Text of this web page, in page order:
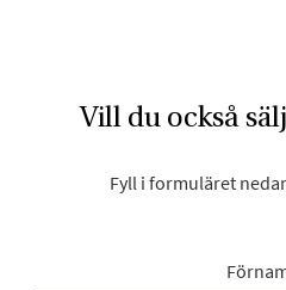
Vill du också
Fyll i formuläret